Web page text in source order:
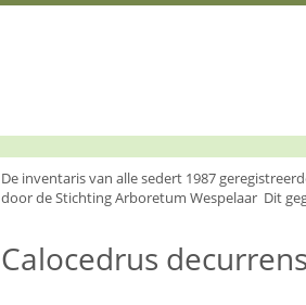
De inventaris van alle sedert 1987
door de Stichting Arboretum Wespelaar Dit
Calocedrus decurrens